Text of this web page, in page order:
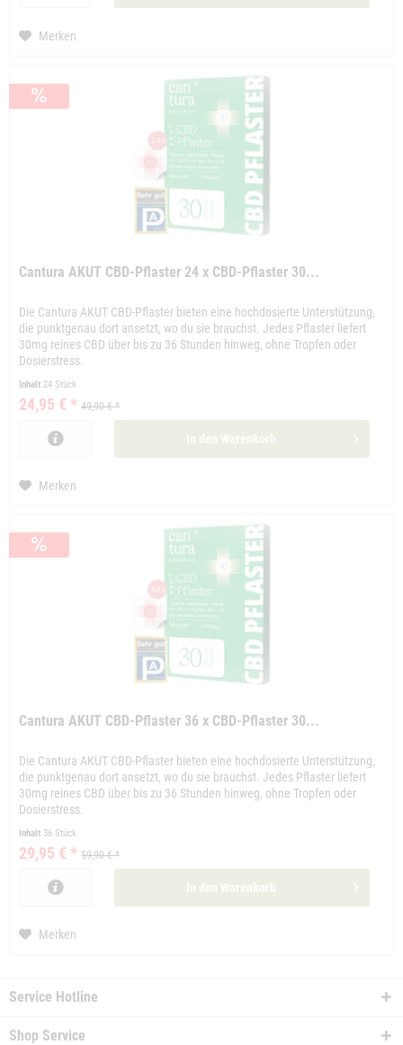
Merken
Cantura AKUT CBD-Pflaster 24 x CBD-Pflaster 30...
Die Cantura AKUT CBD-Pflaster bieten eine hochdosierte Unterstützung,
die punktgenau dort ansetzt, wo du sie brauchst. Jedes Pflaster liefert
30mg reines CBD über bis zu 36 Stunden hinweg, ohne Tropfen oder
Dosierstress.
Inhalt 24 Stück
24,95 € * 49,90 € *
In den Warenkorb
Merken
Cantura AKUT CBD-Pflaster 36 x CBD-Pflaster 30...
Die Cantura AKUT CBD-Pflaster bieten eine hochdosierte Unterstützung,
die punktgenau dort ansetzt, wo du sie brauchst. Jedes Pflaster liefert
30mg reines CBD über bis zu 36 Stunden hinweg, ohne Tropfen oder
Dosierstress.
Inhalt 36 Stück
29,95 € * 59,90 € *
In den Warenkorb
Merken
Service Hotline
Shop Service